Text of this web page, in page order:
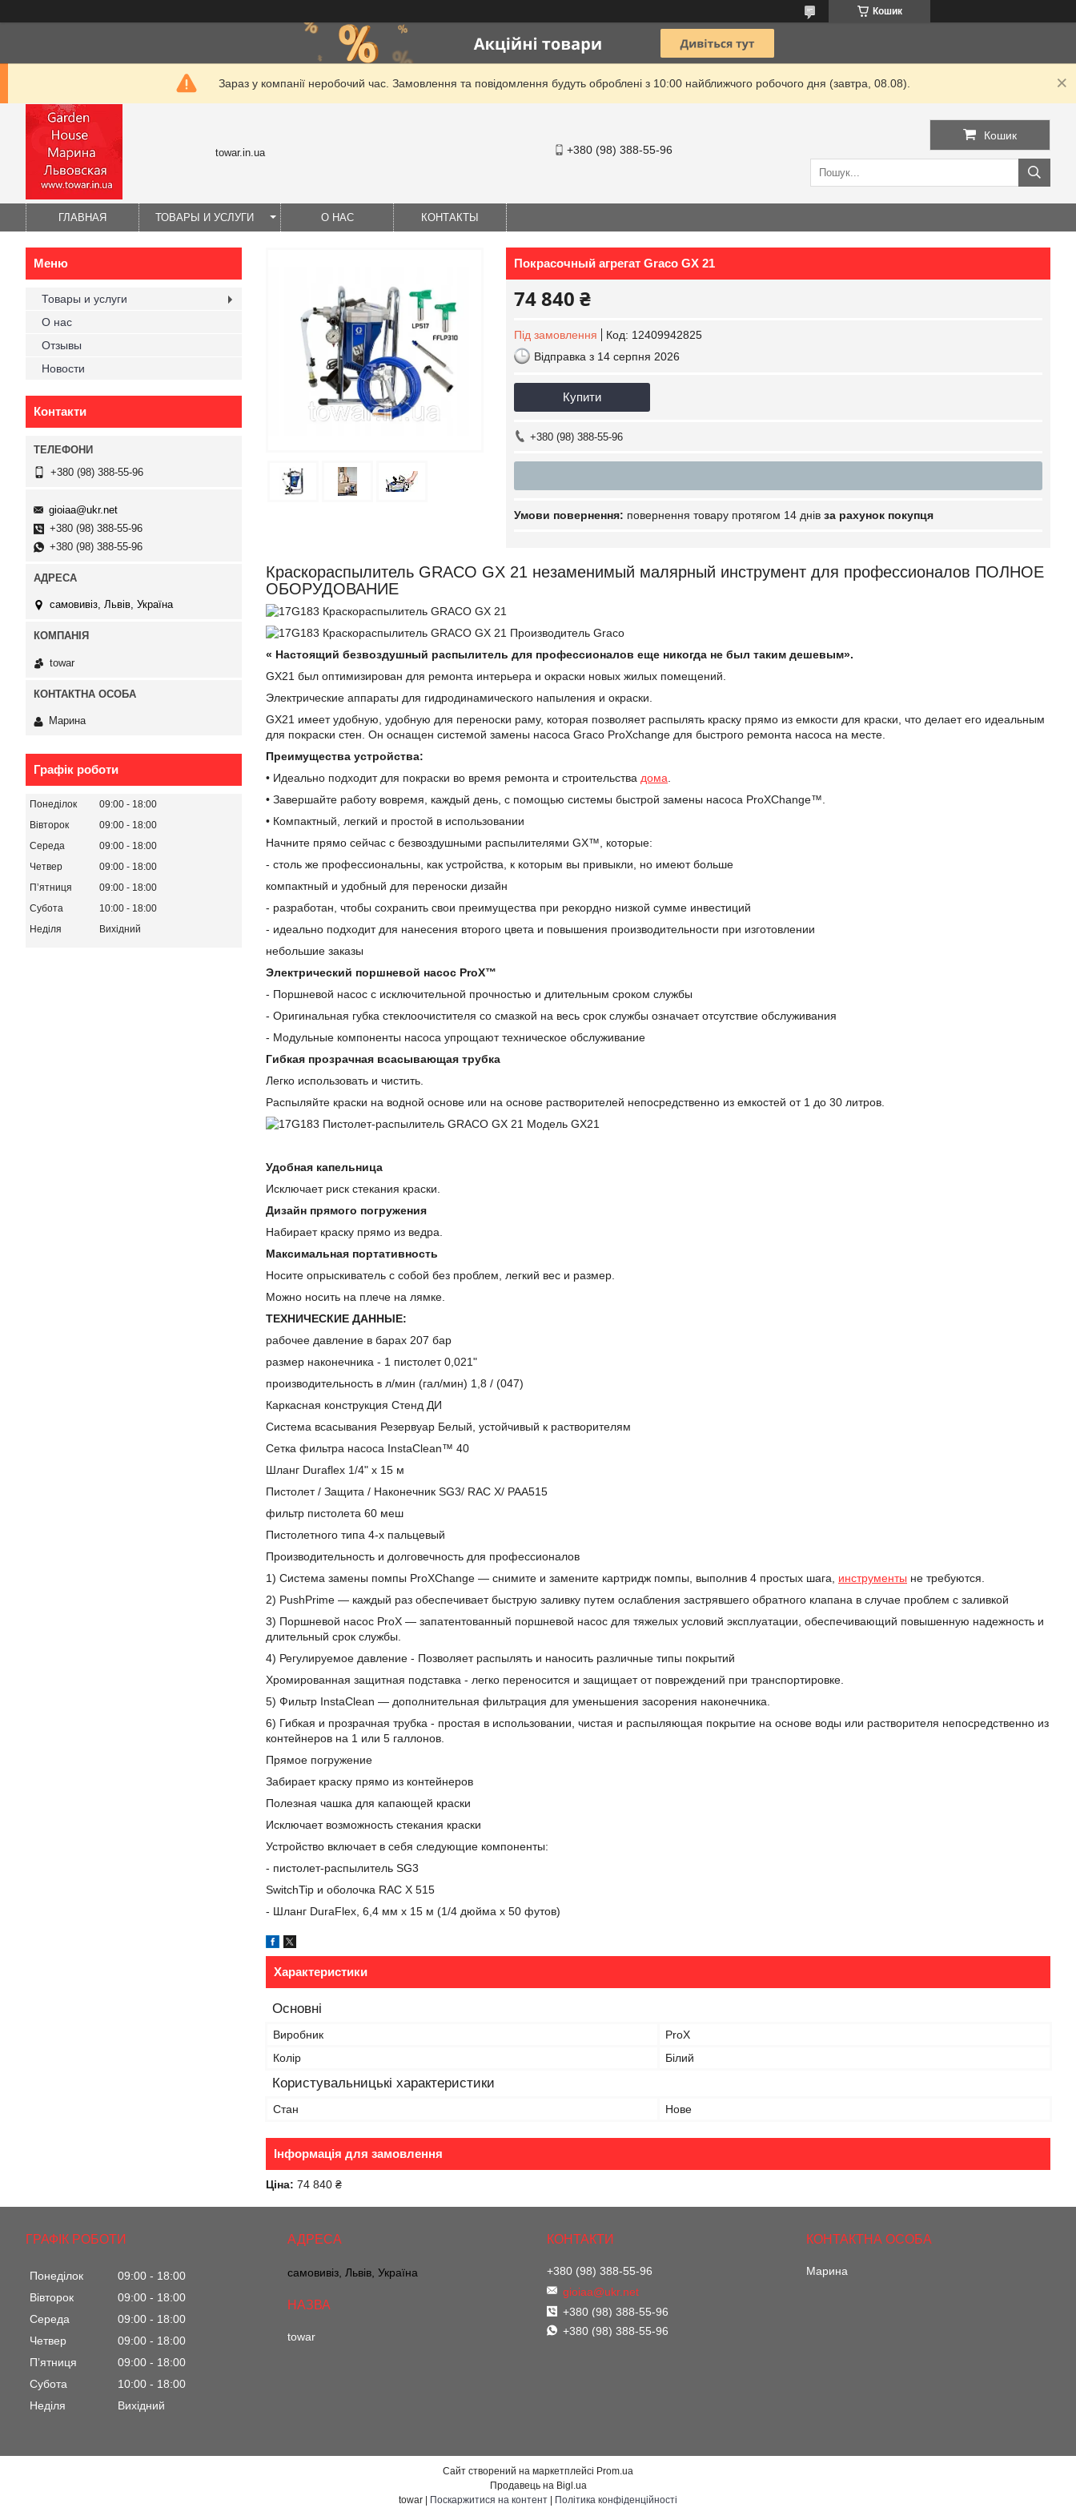
Кошик
Зараз у компанії неробочий час. Замовлення та повідомлення будуть оброблені з 10:00 найближчого робочого дня (завтра, 08.08).
towar.in.ua +380 (98) 388-55-96
Кошик
ГЛАВНАЯ ТОВАРЫ И УСЛУГИ О НАС КОНТАКТЫ
Покрасочный агрегат Graco GX 21
74 840 ₴
Під замовлення Код: 12409942825
Відправка з 14 серпня 2026
Купити
+380 (98) 388-55-96
повернення товару протягом 14 днів за рахунок покупця
Краскораспылитель GRACO GX 21 незаменимый малярный инструмент для профессионалов ПОЛНОЕ
ОБОРУДОВАНИЕ
« Настоящий безвоздушный распылитель для профессионалов еще никогда не был таким дешевым».
GX21 был оптимизирован для ремонта интерьера и окраски новых жилых помещений.
Электрические аппараты для гидродинамического напыления и окраски.
GX21 имеет удобную, удобную для переноски раму, которая позволяет распылять краску прямо из емкости для краски, что делает его идеальным
для покраски стен. Он оснащен системой замены насоса Graco ProXchange для быстрого ремонта насоса на месте.
Преимущества устройства:
• Идеально подходит для покраски во время ремонта и строительства дома
• Завершайте работу вовремя, каждый день, с помощью системы быстрой замены насоса ProXChange™.
• Компактный, легкий и простой в использовании
Начните прямо сейчас с безвоздушными распылителями GX™, которые:
- столь же профессиональны, как устройства, к которым вы привыкли, но имеют больше
компактный и удобный для переноски дизайн
- разработан, чтобы сохранить свои преимущества при рекордно низкой сумме инвестиций
- идеально подходит для нанесения второго цвета и повышения производительности при изготовлении
небольшие заказы
Электрический поршневой насос ProX™
- Поршневой насос с исключительной прочностью и длительным сроком службы
- Оригинальная губка стеклоочистителя со смазкой на весь срок службы означает отсутствие обслуживания
- Модульные компоненты насоса упрощают техническое обслуживание
Гибкая прозрачная всасывающая трубка
Легко использовать и чистить.
Распыляйте краски на водной основе или на основе растворителей непосредственно из емкостей от 1 до 30 литров.
Удобная капельница
Исключает риск стекания краски.
Дизайн прямого погружения
Набирает краску прямо из ведра.
Максимальная портативность
Носите опрыскиватель с собой без проблем, легкий вес и размер.
Можно носить на плече на лямке.
ТЕХНИЧЕСКИЕ ДАННЫЕ:
рабочее давление в барах 207 бар
размер наконечника - 1 пистолет 0,021"
производительность в л/мин (гал/мин) 1,8 / (047)
Каркасная конструкция Стенд ДИ
Система всасывания Резервуар Белый, устойчивый к растворителям
Сетка фильтра насоса InstaClean™ 40
Шланг Duraflex 1/4" x 15 м
Пистолет / Защита / Наконечник SG3/ RAC X/ PAA515
фильтр пистолета 60 меш
Пистолетного типа 4-х пальцевый
Производительность и долговечность для профессионалов
1) Система замены помпы ProXChange — снимите и замените картридж помпы, выполнив 4 простых шага, инструменты не требуются.
2) PushPrime — каждый раз обеспечивает быструю заливку путем ослабления застрявшего обратного клапана в случае проблем с заливкой
3) Поршневой насос ProX — запатентованный поршневой насос для тяжелых условий эксплуатации, обеспечивающий повышенную надежность и
длительный срок службы.
4) Регулируемое давление - Позволяет распылять и наносить различные типы покрытий
Хромированная защитная подставка - легко переносится и защищает от повреждений при транспортировке.
5) Фильтр InstaClean — дополнительная фильтрация для уменьшения засорения наконечника.
6) Гибкая и прозрачная трубка - простая в использовании, чистая и распыляющая покрытие на основе воды или растворителя непосредственно из
контейнеров на 1 или 5 галлонов.
Прямое погружение
Забирает краску прямо из контейнеров
Полезная чашка для капающей краски
Исключает возможность стекания краски
Устройство включает в себя следующие компоненты:
- пистолет-распылитель SG3
SwitchTip и оболочка RAC X 515
- Шланг DuraFlex, 6,4 мм x 15 м (1/4 дюйма x 50 футов)
Характеристики
Основні
Виробник
ProX
Колір
Білий
Користувальницькі характеристики
Стан Нове
Інформація для замовлення
Ціна: 74 840 ₴
Товары и услуги
О нас
Отзывы
Новости
Контакти
+380 (98) 388-55-96
gioiaa@ukr.net
+380 (98) 388-55-96
+380 (98) 388-55-96
самовивіз, Львів, Україна
towar
Марина
Графік роботи
Понеділок 09:00
18:00
Вівторок
09:00
18:00
Середа
09:00
18:00
Четвер
09:00
18:00
Пʼятниця
09:00
18:00
Субота
10:00
18:00
Неділя
Вихідний
ГРАФІК РОБОТИ
Понеділок 09:00
18:00
Вівторок
09:00
18:00
Середа
09:00
18:00
Четвер
09:00
18:00
Пʼятниця
09:00
18:00
Субота
10:00
18:00
Неділя
Вихідний
самовивіз, Львів, Україна
towar
+380 (98) 388-55-96
gioiaa@ukr.net
+380 (98) 388-55-96
+380 (98) 388-55-96
Марина
Сайт створений на маркетплейсі Prom.ua
Продавець на Bigl.ua
Поскаржитися на контент Політика конфіденційності